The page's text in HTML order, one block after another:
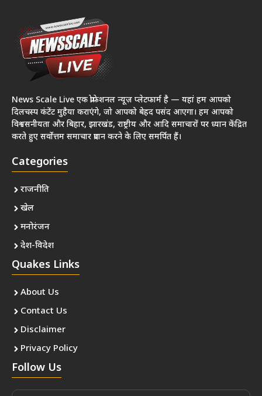
News Scale Live एक प्रोफेशनल न्यूज़ प्लेटफार्म है — यहां हम आपको
दिलचस्प कंटेंट मुहैया कराएंगे, जो आपको बेहद पसंद आएगा। हम आपको
विश्वसनीयता और बिहार, झारखंड, राष्ट्रीय और आदि समाचारों पर ध्यान केंद्रित
करते हुए सर्वोत्तम समाचार प्रदान करने के लिए समर्पित हैं।
Categories
राजनीति
खेल
मनोरंजन
देश-विदेश
Quakes Links
About Us
Contact Us
Disclaimer
Privacy Policy
Follow Us